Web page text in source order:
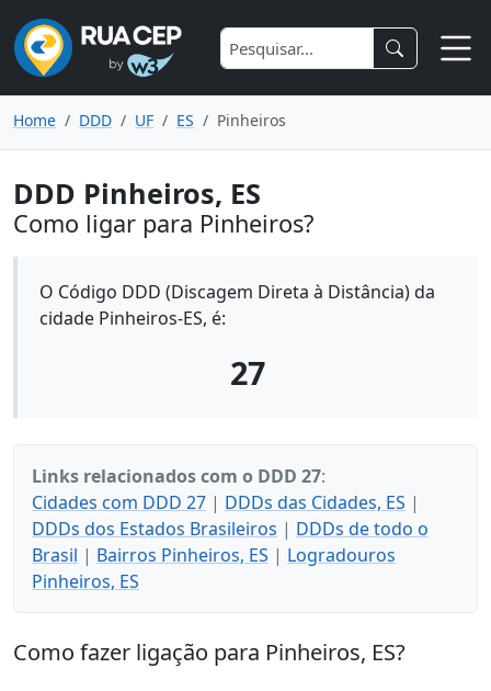
Home DDD UF ES Pinheiros
DDD Pinheiros, ES
Como ligar para Pinheiros?
O Código DDD (Discagem Direta à Distância) da
cidade Pinheiros-ES, é:
27
Links relacionados com o DDD 27:
Cidades com DDD 27 | DDDs das Cidades, ES |
DDDs dos Estados Brasileiros | DDDs de todo o
Brasil | Bairros Pinheiros, ES | Logradouros
Pinheiros, ES
Como fazer ligação para Pinheiros, ES?